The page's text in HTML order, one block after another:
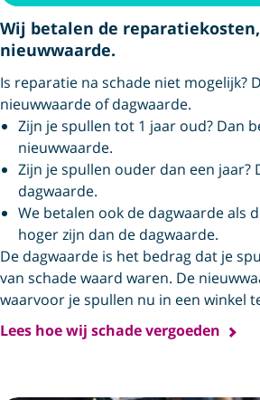
Wij betalen de
nieuwwaarde.
Is reparatie na schade niet mogelijk?
nieuwwaarde of dagwaarde.
Zijn je spullen tot 1 jaar oud? Dan
nieuwwaarde.
Zijn je spullen ouder dan een jaar?
dagwaarde.
We betalen ook de dagwaarde als
hoger zijn dan de dagwaarde.
De dagwaarde is het bedrag dat je
van schade waard waren. De
waarvoor je spullen nu in een winkel
Lees hoe wij schade vergoeden